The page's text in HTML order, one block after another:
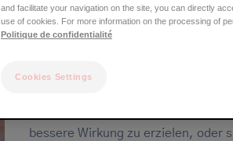
Wie alle Behandlungen müssen
bessere Wirkung zu erzielen, oder
and facilitate your navigation on the site, you can directly
use of cookies. For more information on the processing of
Politique de confidentialité
Cookies Settings